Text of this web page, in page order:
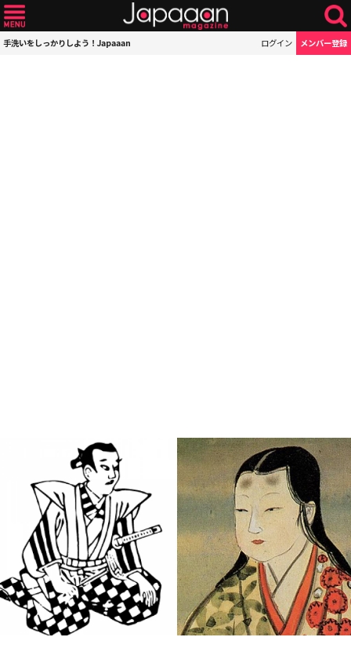
手洗いをしっかりしよう！Japaaan ログイン メンバー登録